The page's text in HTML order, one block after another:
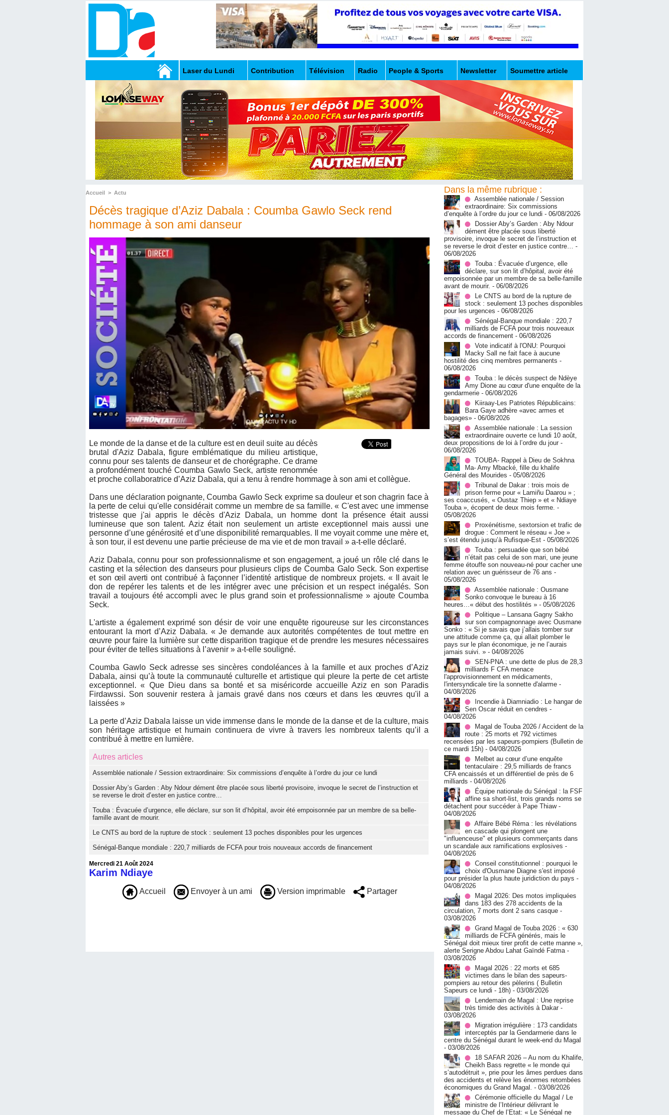
Laser du Lundi Contribution Télévision Radio People & Sports Newsletter Soumettre article
Accueil > Actu
Décès tragique d’Aziz Dabala : Coumba Gawlo Seck rend
hommage à son ami danseur
Le monde de la danse et de la culture est en deuil suite au décès
brutal d'Aziz Dabala, figure emblématique du milieu artistique,
connu pour ses talents de danseur et de chorégraphe. Ce drame
a profondément touché Coumba Gawlo Seck, artiste renommée
et proche collaboratrice d’Aziz Dabala, qui a tenu à rendre hommage à son ami et collègue.
Dans une déclaration poignante, Coumba Gawlo Seck exprime sa douleur et son chagrin face à
la perte de celui qu'elle considérait comme un membre de sa famille. « C'est avec une immense
tristesse que j'ai appris le décès d'Aziz Dabala, un homme dont la présence était aussi
lumineuse que son talent. Aziz était non seulement un artiste exceptionnel mais aussi une
personne d’une générosité et d’une disponibilité remarquables. Il me voyait comme une mère et,
à son tour, il est devenu une partie précieuse de ma vie et de mon travail » a-t-elle déclaré.
Aziz Dabala, connu pour son professionnalisme et son engagement, a joué un rôle clé dans le
casting et la sélection des danseurs pour plusieurs clips de Coumba Galo Seck. Son expertise
et son œil averti ont contribué à façonner l’identité artistique de nombreux projets. « Il avait le
don de repérer les talents et de les intégrer avec une précision et un respect inégalés. Son
travail a toujours été accompli avec le plus grand soin et professionnalisme » ajoute Coumba
Seck.
L'artiste a également exprimé son désir de voir une enquête rigoureuse sur les circonstances
entourant la mort d’Aziz Dabala. « Je demande aux autorités compétentes de tout mettre en
œuvre pour faire la lumière sur cette disparition tragique et de prendre les mesures nécessaires
pour éviter de telles situations à l’avenir » a-t-elle souligné.
Coumba Gawlo Seck adresse ses sincères condoléances à la famille et aux proches d’Aziz
Dabala, ainsi qu’à toute la communauté culturelle et artistique qui pleure la perte de cet artiste
exceptionnel. « Que Dieu dans sa bonté et sa miséricorde accueille Aziz en son Paradis
Firdawssi. Son souvenir restera à jamais gravé dans nos cœurs et dans les œuvres qu'il a
laissées »
La perte d’Aziz Dabala laisse un vide immense dans le monde de la danse et de la culture, mais
son héritage artistique et humain continuera de vivre à travers les nombreux talents qu’il a
contribué à mettre en lumière.
Autres articles
Assemblée nationale / Session extraordinaire: Six commissions d’enquête à l’ordre du jour ce lundi
Dossier Aby’s Garden : Aby Ndour dément être placée sous liberté provisoire, invoque le secret de l’instruction et
se reverse le droit d’ester en justice contre…
Touba : Évacuée d’urgence, elle déclare, sur son lit d’hôpital, avoir été empoisonnée par un membre de sa belle-
famille avant de mourir.
Le CNTS au bord de la rupture de stock : seulement 13 poches disponibles pour les urgences
Sénégal-Banque mondiale : 220,7 milliards de FCFA pour trois nouveaux accords de financement
Mercredi 21 Août 2024
Karim Ndiaye
Accueil Envoyer à un ami Version imprimable Partager
Dans la même rubrique :
Assemblée nationale / Session
extraordinaire: Six commissions
d’enquête à l’ordre du jour ce lundi - 06/08/2026
Dossier Aby’s Garden : Aby Ndour
dément être placée sous liberté
provisoire, invoque le secret de l’instruction et
se reverse le droit d’ester en justice contre… -
06/08/2026
Touba : Évacuée d’urgence, elle
déclare, sur son lit d’hôpital, avoir été
empoisonnée par un membre de sa belle-famille
avant de mourir. - 06/08/2026
Le CNTS au bord de la rupture de
stock : seulement 13 poches disponibles
pour les urgences - 06/08/2026
Sénégal-Banque mondiale : 220,7
milliards de FCFA pour trois nouveaux
accords de financement - 06/08/2026
Vote indicatif à l'ONU: Pourquoi
Macky Sall ne fait face à aucune
hostilité des cinq membres permanents -
06/08/2026
Touba : le décès suspect de Ndèye
Amy Dione au cœur d'une enquête de la
gendarmerie - 06/08/2026
Kiiraay-Les Patriotes Républicains:
Bara Gaye adhère «avec armes et
bagages» - 06/08/2026
Assemblée nationale : La session
extraordinaire ouverte ce lundi 10 août,
deux propositions de loi à l’ordre du jour -
06/08/2026
TOUBA- Rappel à Dieu de Sokhna
Ma- Amy Mbacké, fille du khalife
Général des Mourides - 05/08/2026
Tribunal de Dakar : trois mois de
prison ferme pour « Lamiñu Daarou » ;
ses coaccusés, « Oustaz Thiep » et « Ndiaye
Touba », écopent de deux mois ferme. -
05/08/2026
Proxénétisme, sextorsion et trafic de
drogue : Comment le réseau « Joe »
s’est étendu jusqu’à Rufisque-Est - 05/08/2026
Touba : persuadée que son bébé
n’était pas celui de son mari, une jeune
femme étouffe son nouveau-né pour cacher une
relation avec un guérisseur de 76 ans -
05/08/2026
Assemblée nationale : Ousmane
Sonko convoque le bureau à 16
heures…« début des hostilités » - 05/08/2026
Politique – Lansana Gagny Sakho
sur son compagnonnage avec Ousmane
Sonko : « Si je savais que j’allais tomber sur
une attitude comme ça, qui allait plomber le
pays sur le plan économique, je ne l’aurais
jamais suivi. » - 04/08/2026
SEN-PNA : une dette de plus de 28,3
milliards F CFA menace
l'approvisionnement en médicaments,
l'intersyndicale tire la sonnette d'alarme -
04/08/2026
Incendie à Diamniadio : Le hangar de
Sen Oscar réduit en cendres -
04/08/2026
Magal de Touba 2026 / Accident de la
route : 25 morts et 792 victimes
recensées par les sapeurs-pompiers (Bulletin de
ce mardi 15h) - 04/08/2026
Melbet au cœur d’une enquête
tentaculaire : 29,5 milliards de francs
CFA encaissés et un différentiel de près de 6
milliards - 04/08/2026
Équipe nationale du Sénégal : la FSF
affine sa short-list, trois grands noms se
détachent pour succéder à Pape Thiaw -
04/08/2026
Affaire Bébé Réma : les révélations
en cascade qui plongent une
"influenceuse" et plusieurs commerçants dans
un scandale aux ramifications explosives -
04/08/2026
Conseil constitutionnel : pourquoi le
choix d'Ousmane Diagne s'est imposé
pour présider la plus haute juridiction du pays -
04/08/2026
Magal 2026: Des motos impliquées
dans 183 des 278 accidents de la
circulation, 7 morts dont 2 sans casque -
03/08/2026
Grand Magal de Touba 2026 : « 630
milliards de FCFA générés, mais le
Sénégal doit mieux tirer profit de cette manne »,
alerte Serigne Abdou Lahat Gaïndé Fatma -
03/08/2026
Magal 2026 : 22 morts et 685
victimes dans le bilan des sapeurs-
pompiers au retour des pèlerins ( Bulletin
Sapeurs ce lundi - 18h) - 03/08/2026
Lendemain de Magal : Une reprise
très timide des activités à Dakar -
03/08/2026
Migration irrégulière : 173 candidats
interceptés par la Gendarmerie dans le
centre du Sénégal durant le week-end du Magal
- 03/08/2026
18 SAFAR 2026 – Au nom du Khalife,
Cheikh Bass regrette « le monde qui
s’autodétruit », prie pour les âmes perdues dans
des accidents et relève les énormes retombées
économiques du Grand Magal. - 03/08/2026
Cérémonie officielle du Magal / Le
ministre de l’Intérieur délivrant le
message du Chef de l’Etat: « Le Sénégal ne